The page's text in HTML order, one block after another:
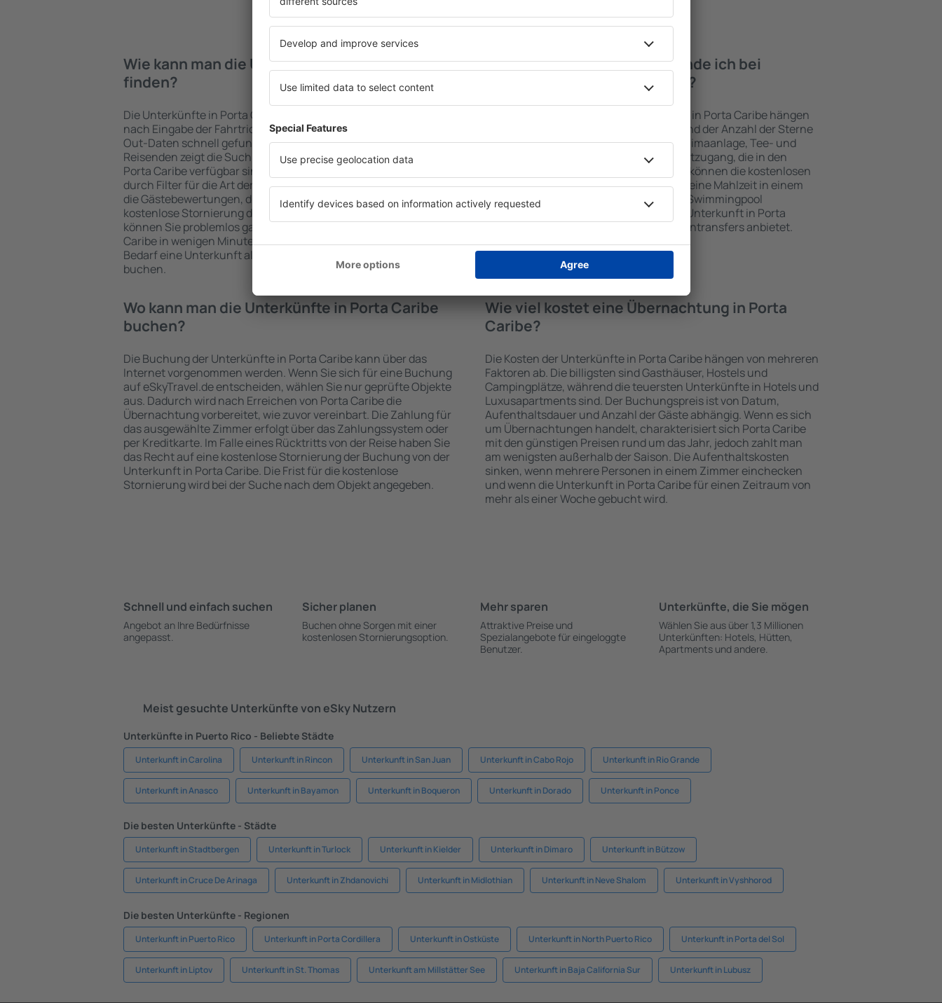
Wie kann man die Unterkünfte in Porta Caribe
finden?
Die Unterkünfte in Porta Caribe werden von der Suchmaschine
nach Eingabe der Fahrtrichtung und der Check-In- und Check-
Out-Daten schnell gefunden. Nach Auswahl der Anzahl der
Reisenden zeigt die Suchmaschine an, welche Unterkünfte in
Porta Caribe verfügbar sind. Die Auswahl der Unterkunft wird
durch Filter für die Art der Einrichtung und die Anzahl der Sterne,
die Gästebewertungen, die Entfernung zum Zentrum und die
kostenlose Stornierung der Buchung erleichtert. Dadurch
können Sie problemlos ganz einfach eine Unterkunft in Porta
Caribe in wenigen Minuten auswählen. Sie können je nach
Bedarf eine Unterkunft alleine oder zusammen mit dem Flug
buchen.
Welche Annehmlichkeiten finde ich bei
Unterkünften in Porta Caribe?
Die Annehmlichkeiten bei Unterkünften in Porta Caribe hängen
von der Art des ausgewählten Objekts und der Anzahl der Sterne
ab. Gäste nutzen Küchenzeile, Balkon, Klimaanlage, Tee- und
Kaffeezubehör, Handtücher und Internetzugang, die in den
Unterkünften verfügbar sind. Besucher können die kostenlosen
Parkplätze an der Unterkunft benutzen, eine Mahlzeit in einem
Restaurant bestellen oder ein Hotel mit Swimmingpool
auswählen. Sie können zusätzlich eine Unterkunft in Porta
Caribe buchen, die den Gästen Flughafentransfers anbietet.
Wo kann man die Unterkünfte in Porta Caribe
buchen?
Die Buchung der Unterkünfte in Porta Caribe kann über das
Internet vorgenommen werden. Wenn Sie sich für eine Buchung
auf eSkyTravel.de entscheiden, wählen Sie nur geprüfte Objekte
aus. Dadurch wird nach Erreichen von Porta Caribe die
Übernachtung vorbereitet, wie zuvor vereinbart. Die Zahlung für
das ausgewählte Zimmer erfolgt über das Zahlungssystem oder
per Kreditkarte. Im Falle eines Rücktritts von der Reise haben Sie
das Recht auf eine kostenlose Stornierung der Buchung von der
Unterkunft in Porta Caribe. Die Frist für die kostenlose
Stornierung wird bei der Suche nach dem Objekt angegeben.
Wie viel kostet eine Übernachtung in Porta
Caribe?
Die Kosten der Unterkünfte in Porta Caribe hängen von mehreren
Faktoren ab. Die billigsten sind Gasthäuser, Hostels und
Campingplätze, während die teuersten Unterkünfte in Hotels und
Luxusapartments sind. Der Buchungspreis ist von Datum,
Aufenthaltsdauer und Anzahl der Gäste abhängig. Wenn es sich
um Übernachtungen handelt, charakterisiert sich Porta Caribe
mit den günstigen Preisen rund um das Jahr, jedoch zahlt man
am wenigsten außerhalb der Saison. Die Aufenthaltskosten
sinken, wenn mehrere Personen in einem Zimmer einchecken
und wenn die Unterkunft in Porta Caribe für einen Zeitraum von
mehr als einer Woche gebucht wird.
Schnell und einfach suchen
Angebot an Ihre Bedürfnisse
angepasst.
Sicher planen
Buchen ohne Sorgen mit einer
kostenlosen Stornierungsoption.
Mehr sparen
Attraktive Preise und
Spezialangebote für eingeloggte
Benutzer.
Unterkünfte, die Sie mögen
Wählen Sie aus über 1,3 Millionen
Unterkünften: Hotels, Hütten,
Apartments und andere.
Meist gesuchte Unterkünfte von eSky Nutzern
Unterkünfte in Puerto Rico - Beliebte Städte
Unterkunft in Carolina Unterkunft in Rincon Unterkunft in San Juan Unterkunft in Cabo Rojo Unterkunft in Rio Grande
Unterkunft in Anasco Unterkunft in Bayamon Unterkunft in Boqueron Unterkunft in Dorado Unterkunft in Ponce
Die besten Unterkünfte - Städte
Unterkunft in Stadtbergen Unterkunft in Turlock Unterkunft in Kielder Unterkunft in Dimaro Unterkunft in Bützow
Unterkunft in Cruce De Arinaga Unterkunft in Zhdanovichi Unterkunft in Midlothian Unterkunft in Neve Shalom Unterkunft in Vyshhorod
Die besten Unterkünfte - Regionen
Unterkunft in Puerto Rico Unterkunft in Porta Cordillera Unterkunft in Ostküste Unterkunft in North Puerto Rico Unterkunft in Porta del Sol
Unterkunft in Liptov Unterkunft in St. Thomas Unterkunft am Millstätter See Unterkunft in Baja California Sur Unterkunft in Lubusz